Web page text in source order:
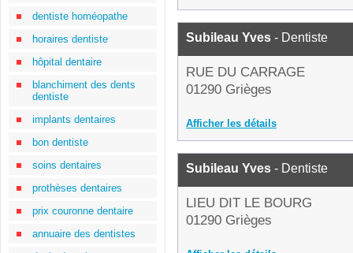
dentiste homéopathe
horaires dentiste
hôpital dentaire
blanchiment des dents
dentiste
implants dentaires
bon dentiste
soins dentaires
prothèses dentaires
prix couronne dentaire
annuaire des dentistes
Subileau Yves - Dentiste
RUE DU CARRAGE
01290 Grièges
Afficher les détails
Subileau Yves - Dentiste
LIEU DIT LE BOURG
01290 Grièges